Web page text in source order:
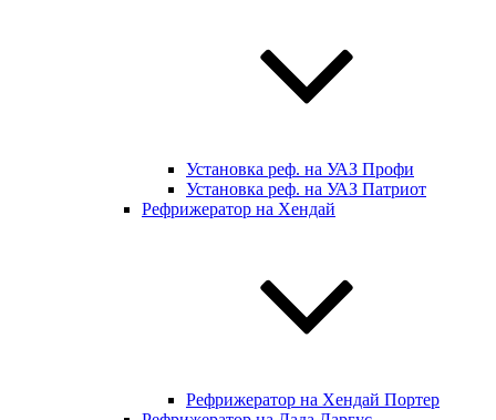
Установка реф. на УАЗ Профи
Установка реф. на УАЗ Патриот
Рефрижератор на Хендай
Рефрижератор на Хендай Портер